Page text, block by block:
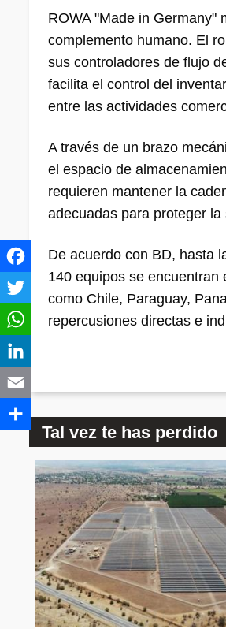
ROWA "Made in Germany"
complemento humano. El
sus controladores de flujo
facilita el control del
entre las actividades
A través de un brazo
el espacio de
requieren mantener la
adecuadas para proteger
De acuerdo con BD, hasta
140 equipos se encuentran
como Chile, Paraguay,
repercusiones directas e
Tal vez te has perdido